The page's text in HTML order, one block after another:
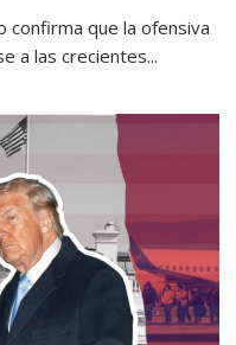
confirma que la ofensiva
a las crecientes...